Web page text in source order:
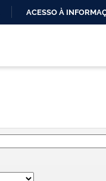
CONTEÚDO
ACESSO À